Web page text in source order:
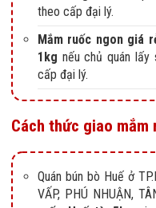
theo cấp đại lý.
Mắm ruốc ngon giá
1kg nếu chủ quán lấy
cấp đại lý.
Cách thức giao mắm
Quán bún bò Huế ở
VẤP, PHÚ NHUẬN,